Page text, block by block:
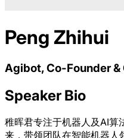
Peng Zhihui
Agibot, Co-Founder &
Speaker Bio
稚晖君专注于机器人及AI算
来，带领团队在智能机器人